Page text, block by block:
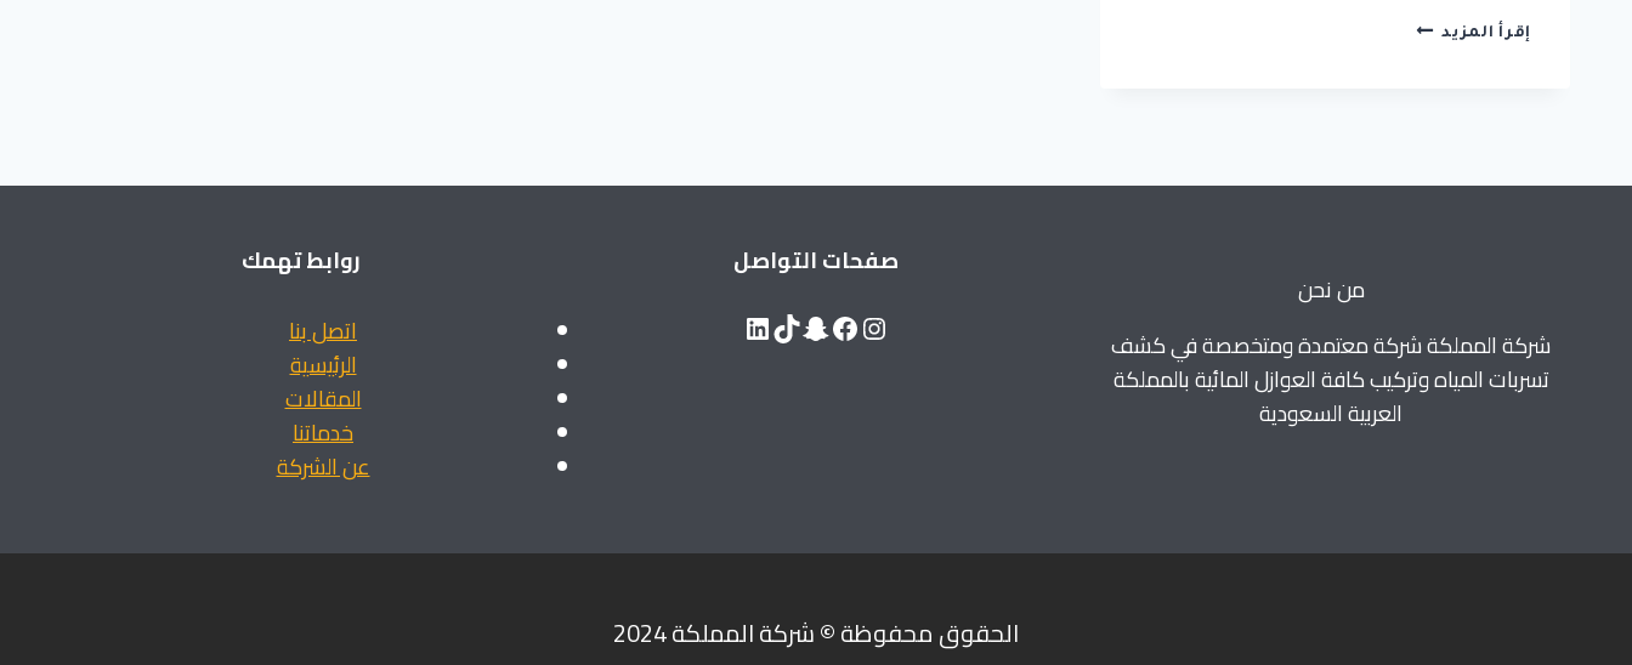
إقرأ المزيد شركة
من نحن
شركة المملكة شركة معتمدة ومتخصصة في كشف
تسربات المياه وتركيب كافة العوازل المائية بالمملكة
العربية السعودية
صفحات التواصل
Instagram
Facebook
Snapchat
TikTok
LinkedIn
روابط تهمك
اتصل بنا
الرئيسية
المقالات
خدماتنا
عن الشركة
الحقوق محفوظة©شركة المملكة 2024